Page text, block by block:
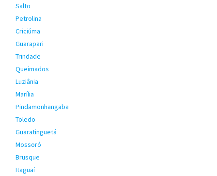
Salto
Petrolina
Criciúma
Guarapari
Trindade
Queimados
Luziânia
Marília
Pindamonhangaba
Toledo
Guaratinguetá
Mossoró
Brusque
Itaguaí